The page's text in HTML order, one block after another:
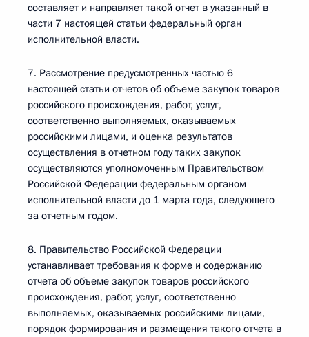
составляет и направляет такой отчет в указанный в
части 7 настоящей статьи федеральный орган
исполнительной власти.
7. Рассмотрение предусмотренных частью 6
настоящей статьи отчетов об объеме закупок товаров
российского происхождения, работ, услуг,
соответственно выполняемых, оказываемых
российскими лицами, и оценка результатов
осуществления в отчетном году таких закупок
осуществляются уполномоченным Правительством
Российской Федерации федеральным органом
исполнительной власти до 1 марта года, следующего
за отчетным годом.
8. Правительство Российской Федерации
устанавливает требования к форме и содержанию
отчета об объеме закупок товаров российского
происхождения, работ, услуг, соответственно
выполняемых, оказываемых российскими лицами,
порядок формирования и размещения такого отчета в